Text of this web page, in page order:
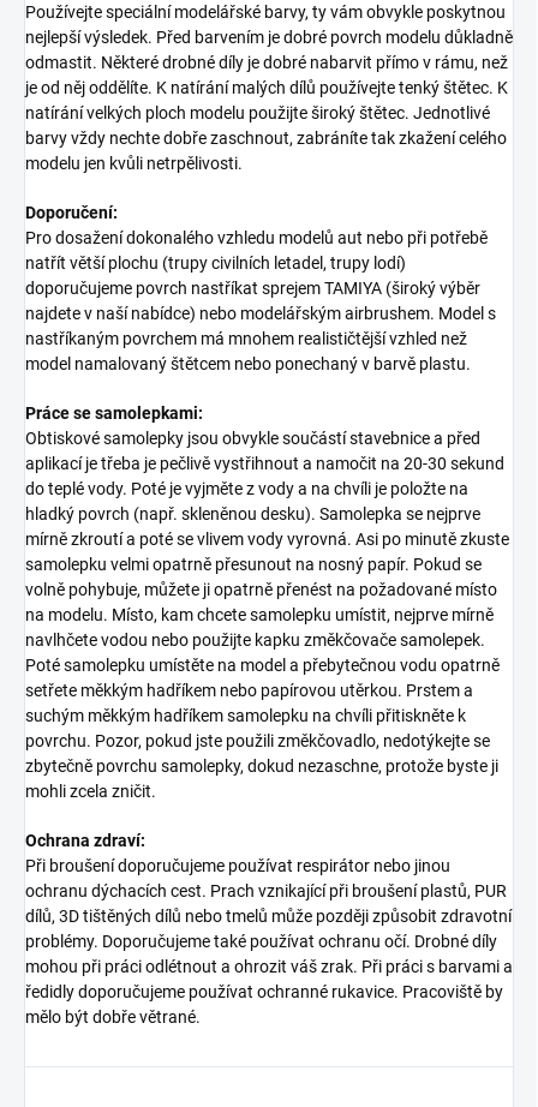
Používejte speciální modelářské barvy, ty vám obvykle poskytnou
nejlepší výsledek. Před barvením je dobré povrch modelu důkladně
odmastit. Některé drobné díly je dobré nabarvit přímo v rámu, než
je od něj oddělíte. K natírání malých dílů používejte tenký štětec. K
natírání velkých ploch modelu použijte široký štětec. Jednotlivé
barvy vždy nechte dobře zaschnout, zabráníte tak zkažení celého
modelu jen kvůli netrpělivosti.
Doporučení:
Pro dosažení dokonalého vzhledu modelů aut nebo při potřebě
natřít větší plochu (trupy civilních letadel, trupy lodí)
doporučujeme povrch nastříkat sprejem TAMIYA (široký výběr
najdete v naší nabídce) nebo modelářským airbrushem. Model s
nastříkaným povrchem má mnohem realističtější vzhled než
model namalovaný štětcem nebo ponechaný v barvě plastu.
Práce se samolepkami:
Obtiskové samolepky jsou obvykle součástí stavebnice a před
aplikací je třeba je pečlivě vystřihnout a namočit na 20-30 sekund
do teplé vody. Poté je vyjměte z vody a na chvíli je položte na
hladký povrch (např. skleněnou desku). Samolepka se nejprve
mírně zkroutí a poté se vlivem vody vyrovná. Asi po minutě zkuste
samolepku velmi opatrně přesunout na nosný papír. Pokud se
volně pohybuje, můžete ji opatrně přenést na požadované místo
na modelu. Místo, kam chcete samolepku umístit, nejprve mírně
navlhčete vodou nebo použijte kapku změkčovače samolepek.
Poté samolepku umístěte na model a přebytečnou vodu opatrně
setřete měkkým hadříkem nebo papírovou utěrkou. Prstem a
suchým měkkým hadříkem samolepku na chvíli přitiskněte k
povrchu. Pozor, pokud jste použili změkčovadlo, nedotýkejte se
zbytečně povrchu samolepky, dokud nezaschne, protože byste ji
mohli zcela zničit.
Ochrana zdraví:
Při broušení doporučujeme používat respirátor nebo jinou
ochranu dýchacích cest. Prach vznikající při broušení plastů, PUR
dílů, 3D tištěných dílů nebo tmelů může později způsobit zdravotní
problémy. Doporučujeme také používat ochranu očí. Drobné díly
mohou při práci odlétnout a ohrozit váš zrak. Při práci s barvami a
ředidly doporučujeme používat ochranné rukavice. Pracoviště by
mělo být dobře větrané.